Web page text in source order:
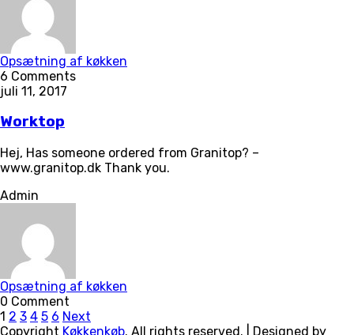
Opsætning af køkken
6 Comments
juli 11, 2017
Worktop
Hej, Has someone ordered from Granitop? –
www.granitop.dk Thank you.
Admin
Opsætning af køkken
0 Comment
Indlægsinddeling
Page
1 Page
2 Page
3 Page
4 Page
5 Page
6 Next
Copyright Køkkenkøb. All rights reserved. | Designed by